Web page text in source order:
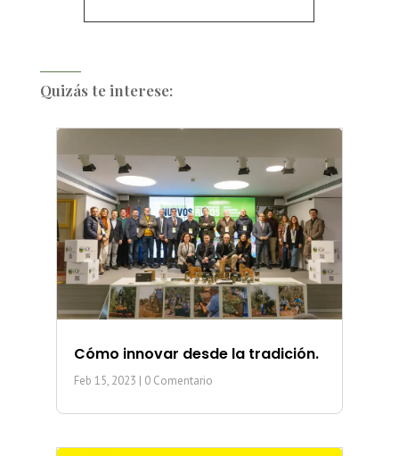
Quizás te interese:
Cómo innovar desde la tradición.
Feb 15, 2023 | 0 Comentario